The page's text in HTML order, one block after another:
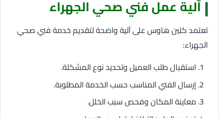
آلية عمل فني صحي الجهراء
تعتمد كلين هاوس على آلية واضحة لتقديم خدمة فني صحي
الجهراء:
استقبال طلب العميل وتحديد نوع المشكلة.
إرسال الفني المناسب حسب الخدمة المطلوبة.
معاينة المكان وفحص سبب الخلل.